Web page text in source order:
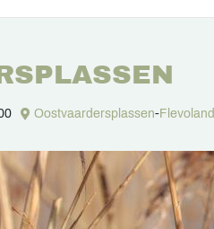
Oostvaardersplassen-Flevoland